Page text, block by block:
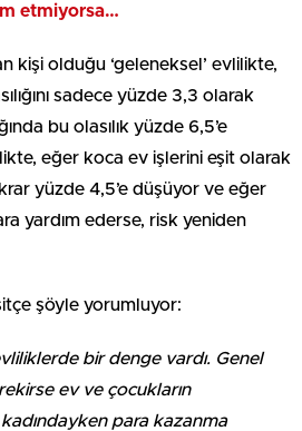
etmiyorsa…
kişi olduğu ‘geleneksel’ evlilikte,
sadece yüzde 3,3 olarak
bu olasılık yüzde 6,5’e
eğer koca ev işlerini eşit olarak
yüzde 4,5’e düşüyor ve eğer
yardım ederse, risk yeniden
şöyle yorumluyor:
bir denge vardı. Genel
ev ve çocukların
para kazanma